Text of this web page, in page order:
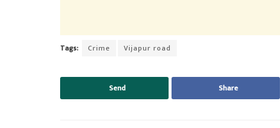
Tags: Crime Vijapur road
Send Share